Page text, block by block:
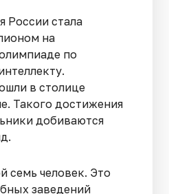
России стала
на
по
в столице
Такого достижения
добиваются
семь человек. Это
заведений